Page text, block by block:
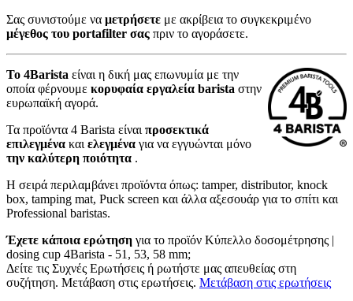
Σας συνιστούμε να μετρήσετε με ακρίβεια το συγκεκριμένο
μέγεθος του portafilter σας πριν το αγοράσετε.
Το 4Barista είναι η δική μας επωνυμία με την
οποία φέρνουμε κορυφαία εργαλεία barista στην
ευρωπαϊκή αγορά.
Τα προϊόντα 4 Barista είναι προσεκτικά
επιλεγμένα και ελεγμένα για να εγγυώνται μόνο
την καλύτερη ποιότητα .
Η σειρά περιλαμβάνει προϊόντα όπως: tamper, distributor, knock
box, tamping mat, Puck screen και άλλα αξεσουάρ για το σπίτι και
Professional baristas.
Έχετε κάποια ερώτηση για το προϊόν Κύπελλο δοσομέτρησης |
dosing cup 4Barista - 51, 53, 58 mm;
Δείτε τις Συχνές Ερωτήσεις ή ρωτήστε μας απευθείας στη
συζήτηση. Μετάβαση στις ερωτήσεις. Μετάβαση στις ερωτήσεις